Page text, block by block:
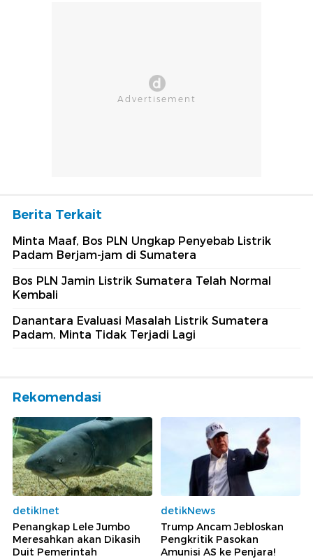
Berita Terkait
Minta Maaf, Bos PLN Ungkap Penyebab Listrik
Padam Berjam-jam di Sumatera
Bos PLN Jamin Listrik Sumatera Telah Normal
Kembali
Danantara Evaluasi Masalah Listrik Sumatera
Padam, Minta Tidak Terjadi Lagi
Rekomendasi
detikInet
Penangkap Lele Jumbo
Meresahkan akan Dikasih
Duit Pemerintah
detikNews
Trump Ancam Jebloskan
Pengkritik Pasokan
Amunisi AS ke Penjara!